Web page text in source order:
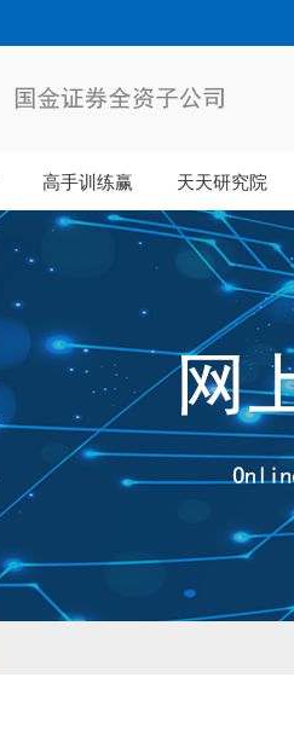
高手训练赢 天天研究院